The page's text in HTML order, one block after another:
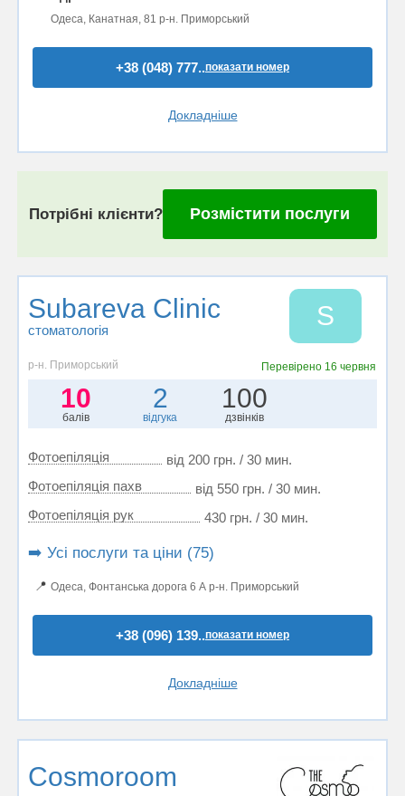
Одеса, Канатная, 81 р-н. Приморський
+38 (048) 777..показати номер
Докладніше
Потрібні клієнти? Розмістити послуги
Subareva Clinic
стоматологія S
р-н. Приморський Перевірено 16 червня
10
балів
2
відгука
100
дзвінків
Фотоепіляція
від 200 грн. / 30 мин.
Фотоепіляція пахв
від 550 грн. / 30 мин.
Фотоепіляція рук
430 грн. / 30 мин.
➡️ Усі послуги та ціни (75)
📍 Одеса, Фонтанська дорога 6 А р-н. Приморський
+38 (096) 139..показати номер
Докладніше
Cosmoroom